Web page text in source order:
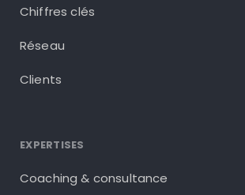
Chiffres clés
Réseau
Clients
EXPERTISES
Coaching & consultance